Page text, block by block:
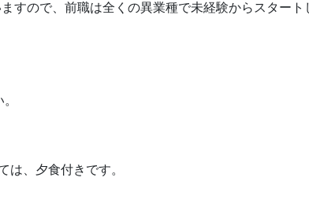
すので、前職は全くの異業種で未経験からスタート
は、夕食付きです。